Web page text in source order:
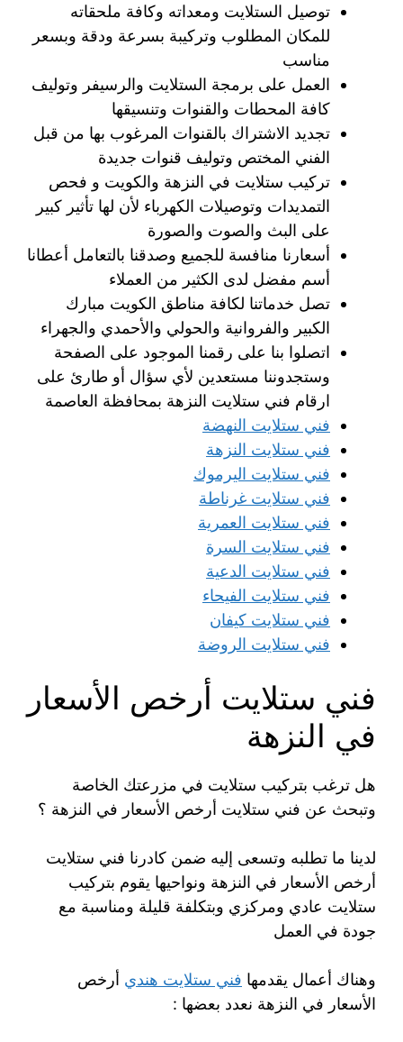
توصيل الستلايت ومعداته وكافة ملحقاته
للمكان المطلوب وتركيبة بسرعة ودقة وبسعر
مناسب
العمل على برمجة الستلايت والرسيفر وتوليف
كافة المحطات والقنوات وتنسيقها
تجديد الاشتراك بالقنوات المرغوب بها من قبل
الفني المختص وتوليف قنوات جديدة
تركيب ستلايت في النزهة والكويت و فحص
التمديدات وتوصيلات الكهرباء لأن لها تأثير كبير
على البث والصوت والصورة
أسعارنا منافسة للجميع وصدقنا بالتعامل أعطانا
أسم مفضل لدى الكثير من العملاء
تصل خدماتنا لكافة مناطق الكويت مبارك
الكبير والفروانية والحولي والأحمدي والجهراء
اتصلوا بنا على رقمنا الموجود على الصفحة
وستجدوننا مستعدين لأي سؤال أو طارئ على
ارقام فني ستلايت النزهة بمحافظة العاصمة
فني ستلايت النهضة
فني ستلايت النزهة
فني ستلايت اليرموك
فني ستلايت غرناطة
فني ستلايت العمرية
فني ستلايت السرة
فني ستلايت الدعية
فني ستلايت الفيحاء
فني ستلايت كيفان
فني ستلايت الروضة
فني ستلايت أرخص الأسعار
في النزهة
هل ترغب بتركيب ستلايت في مزرعتك الخاصة
وتبحث عن فني ستلايت أرخص الأسعار في النزهة ؟
لدينا ما تطلبه وتسعى إليه ضمن كادرنا فني ستلايت
أرخص الأسعار في النزهة ونواحيها يقوم بتركيب
ستلايت عادي ومركزي وبتكلفة قليلة ومناسبة مع
جودة في العمل
وهناك أعمال يقدمها فني ستلايت هندي أرخص
الأسعار في النزهة نعدد بعضها :